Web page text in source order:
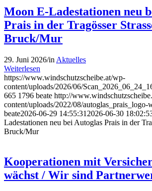
Moon E-Ladestationen neu
Prais in der Tragösser
Bruck/Mur
29. Juni 2026/in Aktuelles
Weiterlesen
https://www.windschutzscheibe.at/wp-
content/uploads/2026/06/
665 1796 beate http://
content/uploads/2022/08/
beate2026-06-29 14:55:31 2026-06-30
Ladestationen neu bei Autoglas Prais in der
Bruck/Mur
Kooperationen mit
wächst / Wir sind